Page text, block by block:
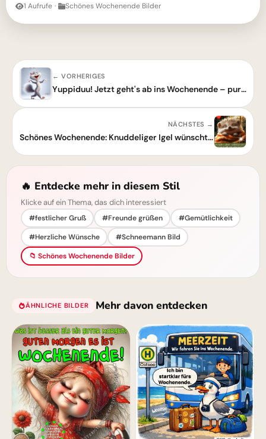
1 Aufrufe · Schönes Wochenende Bilder
← VORHERIGES
Yuppiduu! Jetzt geht's ab ins Wochenende – pure Freude!
NÄCHSTES →
Schönes Wochenende: Knuddeliger Igel wünscht dir süße Nixtun-Momente!
🔥 Entdecke mehr in diesem Stil
Klicke auf ein Thema, das dich interessiert
#festlicher Gruß #Freunde grüßen
#Gemütlichkeit
#Herzliche Wünsche
#Schneemann Bild
📁 Schönes Wochenende Bilder
ÄHNLICHE BILDER Mehr davon entdecken